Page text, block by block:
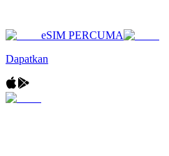
eSIM PERCUMA
Dapatkan